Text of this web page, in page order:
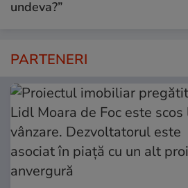
undeva?”
PARTENERI